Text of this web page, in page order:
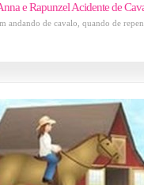
e Rapunzel Acidente de
andando de cavalo, quando de